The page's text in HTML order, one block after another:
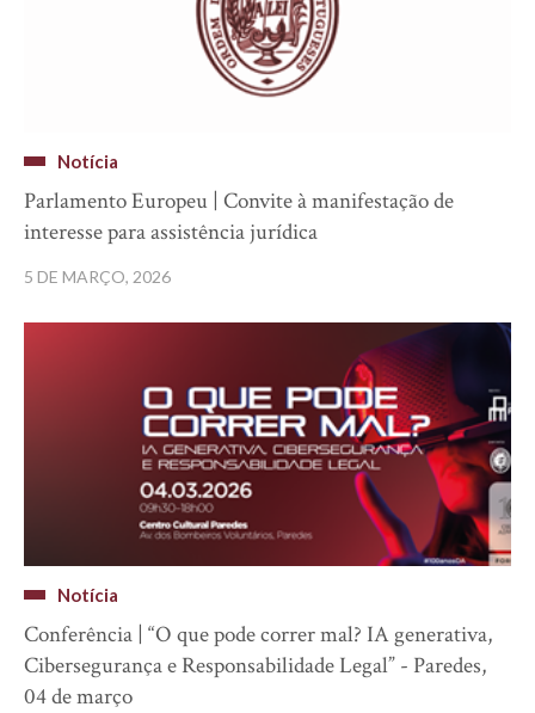
Notícia
Parlamento Europeu | Convite à manifestação de
interesse para assistência jurídica
5 DE MARÇO, 2026
Notícia
Conferência | “O que pode correr mal? IA generativa,
Cibersegurança e Responsabilidade Legal” - Paredes,
04 de março